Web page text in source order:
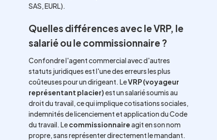
SAS, EURL).
Quelles différences avec le VRP, le
salarié ou le commissionnaire ?
Confondre l'agent commercial avec d'autres
statuts juridiques est l'une des erreurs les plus
coûteuses pour un dirigeant. LeVRP (voyageur
représentant placier)est un salarié soumis au
droit du travail, ce qui implique cotisations sociales,
indemnités de licenciement et application du Code
du travail. Lecommissionnaireagit en son nom
propre, sans représenter directement le mandant.